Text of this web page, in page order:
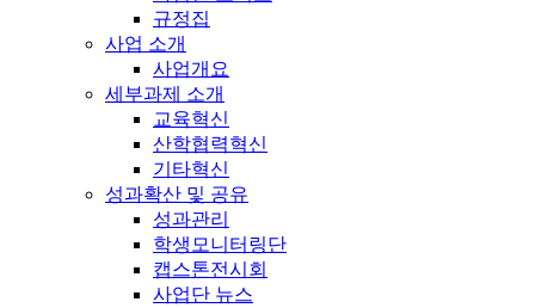
규정집
사업 소개
사업개요
세부과제 소개
교육혁신
산학협력혁신
기타혁신
성과확산 및 공유
성과관리
학생모니터링단
캡스톤전시회
사업단 뉴스